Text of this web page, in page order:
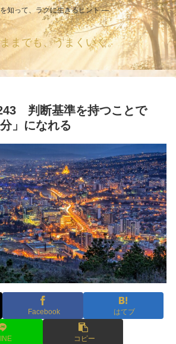
知って、ラクに生きるヒント ―
までも、うまくいく。
判断基準を持つことで
」になれる
Facebook はてブ
コピー